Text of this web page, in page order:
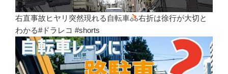
右直事故ヒヤリ突然現れる自転車
右折は徐行が大切と
わかる#ドラレコ #shorts